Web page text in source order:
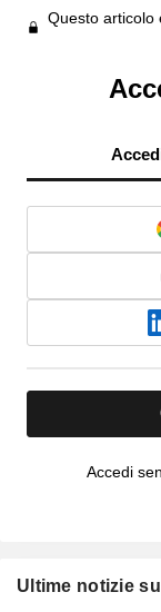
Questo articolo
Accedi
Ultime notizie